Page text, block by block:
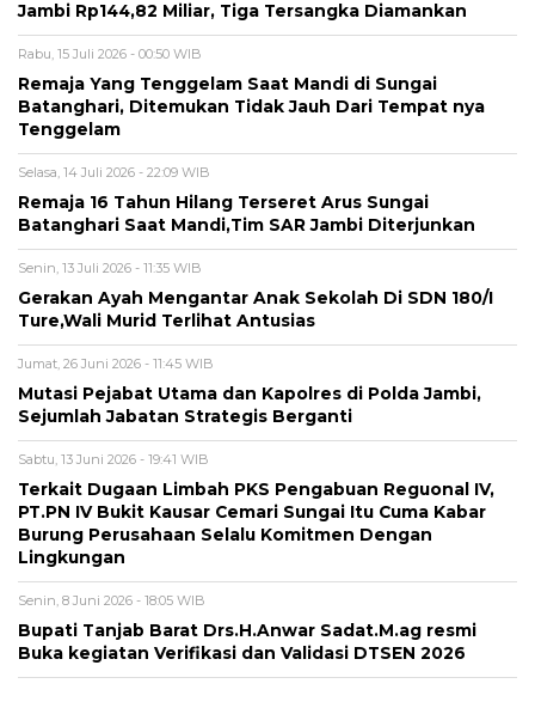
Jambi Rp144,82 Miliar, Tiga Tersangka Diamankan
Rabu, 15 Juli 2026 - 00:50 WIB
Remaja Yang Tenggelam Saat Mandi di Sungai
Batanghari, Ditemukan Tidak Jauh Dari Tempat nya
Tenggelam
Selasa, 14 Juli 2026 - 22:09 WIB
Remaja 16 Tahun Hilang Terseret Arus Sungai
Batanghari Saat Mandi,Tim SAR Jambi Diterjunkan
Senin, 13 Juli 2026 - 11:35 WIB
Gerakan Ayah Mengantar Anak Sekolah Di SDN 180/I
Ture,Wali Murid Terlihat Antusias
Jumat, 26 Juni 2026 - 11:45 WIB
Mutasi Pejabat Utama dan Kapolres di Polda Jambi,
Sejumlah Jabatan Strategis Berganti
Sabtu, 13 Juni 2026 - 19:41 WIB
Terkait Dugaan Limbah PKS Pengabuan Reguonal IV,
PT.PN IV Bukit Kausar Cemari Sungai Itu Cuma Kabar
Burung Perusahaan Selalu Komitmen Dengan
Lingkungan
Senin, 8 Juni 2026 - 18:05 WIB
Bupati Tanjab Barat Drs.H.Anwar Sadat.M.ag resmi
Buka kegiatan Verifikasi dan Validasi DTSEN 2026